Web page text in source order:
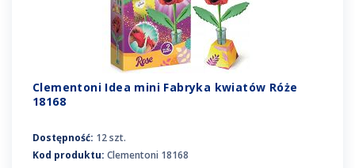
Clementoni Idea mini Fabryka kwiatów Róże
18168
Dostępność: 12 szt.
Kod produktu: Clementoni 18168